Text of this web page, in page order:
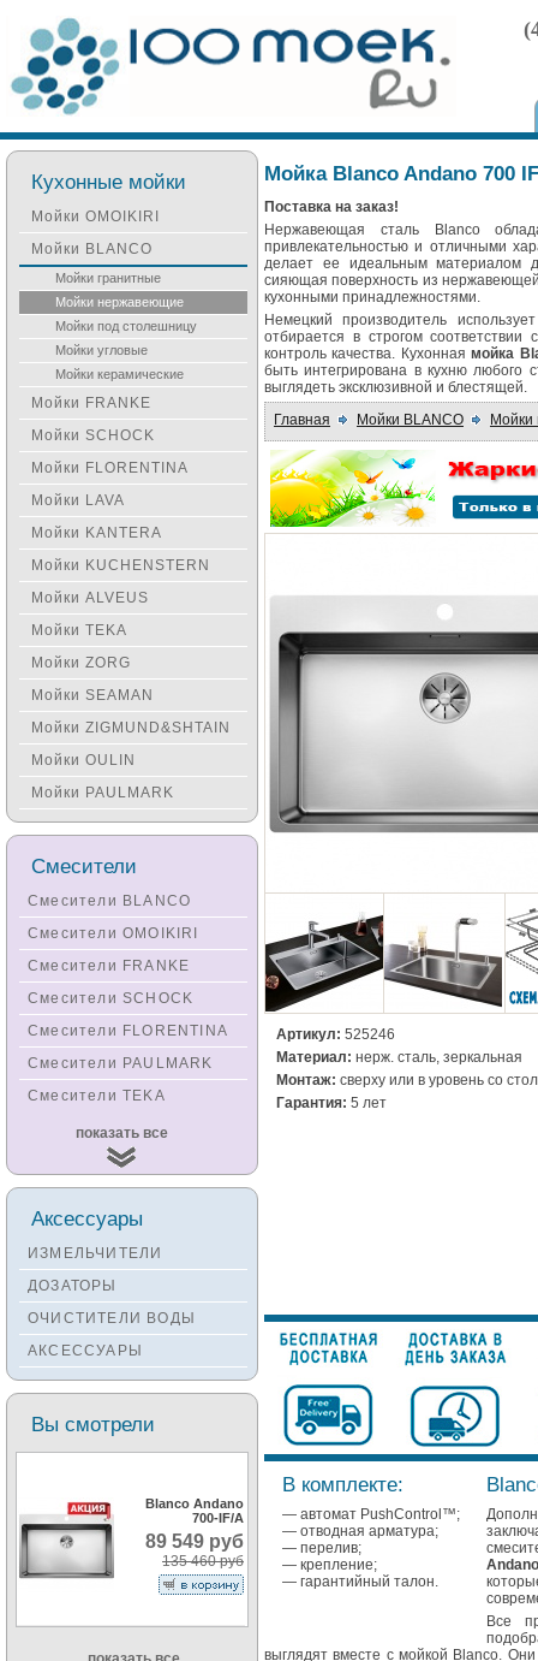
Мойка Blanco Andano 700
Поставка на заказ!
Нержавеющая сталь Blanco
привлекательностью и отличными
делает ее идеальным материалом
сияющая поверхность из
кухонными принадлежностями.
Немецкий производитель
отбирается в строгом
контроль качества. Кухоннаямойка
быть интегрирована в кухню любого
выглядеть эксклюзивной и блестящей.
Главная
Мойки BLANCO
Артикул: 525246
Материал: нерж. сталь, зеркальная
Монтаж: сверху или в уровень со
Гарантия: 5 лет
В комплекте:
— автомат PushControl™;
— отводная арматура;
— перелив;
— крепление;
— гарантийный талон.
Все
выглядят вместе с мойкой Blanco.
Кухонные мойки
Мойки OMOIKIRI
Мойки BLANCO
Мойки гранитные
Мойки нержавеющие
Мойки под столешницу
Мойки угловые
Мойки керамические
Мойки FRANKE
Мойки SCHOCK
Мойки FLORENTINA
Мойки LAVA
Мойки KANTERA
Мойки KUCHENSTERN
Мойки ALVEUS
Мойки TEKA
Мойки ZORG
Мойки SEAMAN
Мойки ZIGMUND&SHTAIN
Мойки OULIN
Мойки PAULMARK
Смесители
Смесители BLANCO
Смесители OMOIKIRI
Смесители FRANKE
Смесители SCHOCK
Смесители FLORENTINA
Смесители PAULMARK
Смесители TEKA
Смесители
KUCHENSTERN
Смесители ZORG
Смесители KANTERA
Смесители SEAMAN
Смесители
Zigmund&Shtain
Смесители OULIN
Смесители под бронзу
показать все
Аксессуары
ИЗМЕЛЬЧИТЕЛИ
ДОЗАТОРЫ
ОЧИСТИТЕЛИ ВОДЫ
АКСЕССУАРЫ
Вы смотрели
Blanco Andano
700-IF/A
89 549 руб
135 460 руб